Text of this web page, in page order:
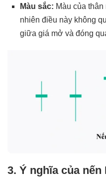
Màu sắc: Màu của
nhiên điều này không
giữa giá mở và đóng
3. Ý nghĩa của nến